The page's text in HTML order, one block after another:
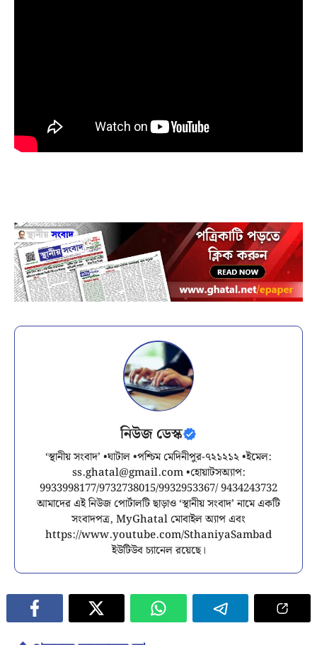
নিউজ ডেস্ক
‘স্থানীয় সংবাদ’ •ঘাটাল •পশ্চিম মেদিনীপুর-৭২১২১২ •ইমেল:
ss.ghatal@gmail.com•হোয়াটসঅ্যাপ:
9933998177/9732738015/9932953367/ 9434243732
আমাদের এই নিউজ পোর্টালটি ছাড়াও ‘স্থানীয় সংবাদ’ নামে একটি
সংবাদপত্র, MyGhatal মোবাইল অ্যাপ এবং
https://www.youtube.com/SthaniyaSambad
ইউটিউব চ্যানেল রয়েছে।